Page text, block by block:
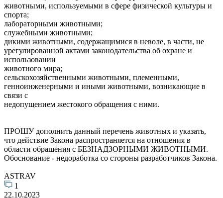
животными, используемыми в сфере физической культуры и
спорта;
лабораторными животными;
служебными животными;
дикими животными, содержащимися в неволе, в части, не
урегулированной актами законодательства об охране и
использовании
животного мира;
сельскохозяйственными животными, племенными,
генноинженерными и иными животными, возникающие в
связи с
недопущением жестокого обращения с ними.
ПРОШУ дополнить данный перечень животных и указать,
что действие Закона распространяется на отношения в
области обращения с БЕЗНАДЗОРНЫМИ ЖИВОТНЫМИ.
Обоснование - недоработка со стороны разработчиков Закона.
ASTRAV
1
22.10.2023